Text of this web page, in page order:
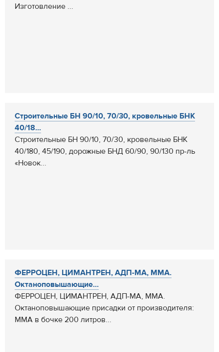
Изготовление ...
Строительные БН 90/10, 70/30, кровельные БНК
40/18...
Строительные БН 90/10, 70/30, кровельные БНК
40/180, 45/190, дорожные БНД 60/90, 90/130 пр-ль
«Новок...
ФЕРРОЦЕН, ЦИМАНТРЕН, АДП-МА, ММА.
Октаноповышающие...
ФЕРРОЦЕН, ЦИМАНТРЕН, АДП-МА, ММА.
Октаноповышающие присадки от производителя:
ММА в бочке 200 литров...